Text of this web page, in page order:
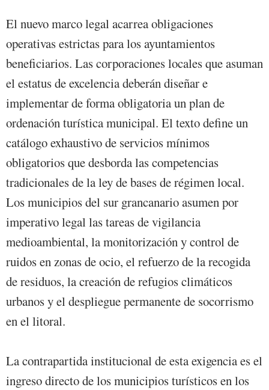
El nuevo marco legal acarrea obligaciones
operativas estrictas para los ayuntamientos
beneficiarios. Las corporaciones locales que asuman
el estatus de excelencia deberán diseñar e
implementar de forma obligatoria un plan de
ordenación turística municipal. El texto define un
catálogo exhaustivo de servicios mínimos
obligatorios que desborda las competencias
tradicionales de la ley de bases de régimen local.
Los municipios del sur grancanario asumen por
imperativo legal las tareas de vigilancia
medioambiental, la monitorización y control de
ruidos en zonas de ocio, el refuerzo de la recogida
de residuos, la creación de refugios climáticos
urbanos y el despliegue permanente de socorrismo
en el litoral.
La contrapartida institucional de esta exigencia es el
ingreso directo de los municipios turísticos en los